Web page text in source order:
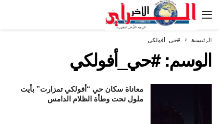
الرئيسية #حي_أفولكي
الوسم:#حي_أفولكي
معاناة سكان حي “أفولكي تمزارت” بأيت
ملول تحت وطأة الظلام الدامس